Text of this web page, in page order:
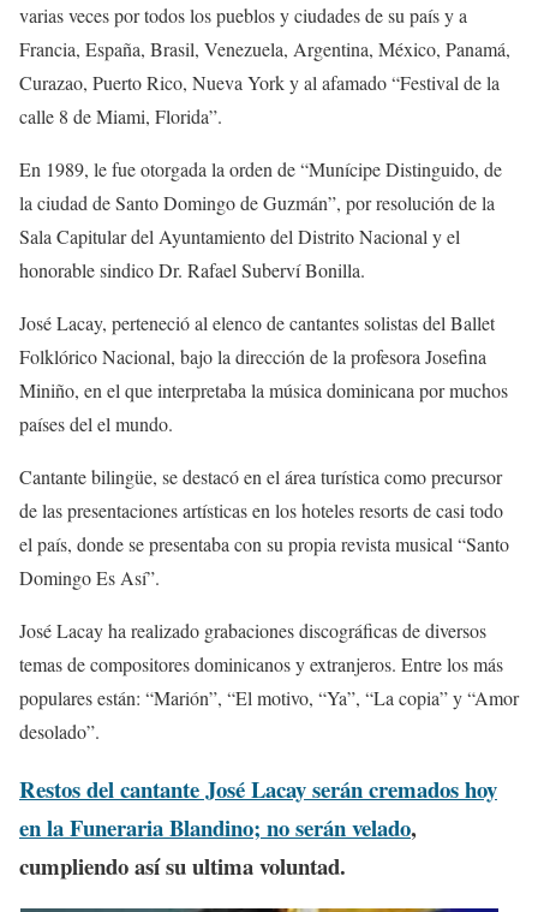
varias veces por todos los pueblos y ciudades de su país y a
Francia, España, Brasil, Venezuela, Argentina, México, Panamá,
Curazao, Puerto Rico, Nueva York y al afamado “Festival de la
calle 8 de Miami, Florida”.
En 1989, le fue otorgada la orden de “Munícipe Distinguido, de
la ciudad de Santo Domingo de Guzmán”, por resolución de la
Sala Capitular del Ayuntamiento del Distrito Nacional y el
honorable sindico Dr. Rafael Suberví Bonilla.
José Lacay, perteneció al elenco de cantantes solistas del Ballet
Folklórico Nacional, bajo la dirección de la profesora Josefina
Miniño, en el que interpretaba la música dominicana por muchos
países del el mundo.
Cantante bilingüe, se destacó en el área turística como precursor
de las presentaciones artísticas en los hoteles resorts de casi todo
el país, donde se presentaba con su propia revista musical “Santo
Domingo Es Así”.
José Lacay ha realizado grabaciones discográficas de diversos
temas de compositores dominicanos y extranjeros. Entre los más
populares están: “Marión”, “El motivo, “Ya”, “La copia” y “Amor
desolado”.
Restos del cantante José Lacay serán cremados hoy
en la Funeraria Blandino; no serán velado,
cumpliendo así su ultima voluntad.